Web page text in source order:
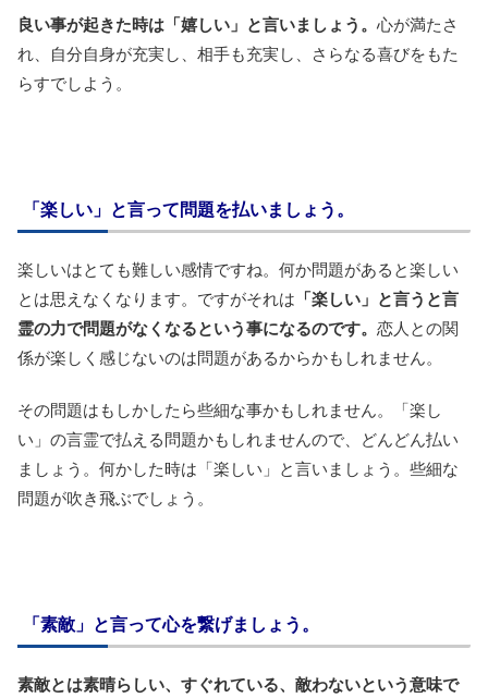
良い事が起きた時は「嬉しい」と言いましょう。 心が満たさ
れ、自分自身が充実し、相手も充実し、さらなる喜びをもた
らすでしよう。
「楽しい」と言って問題を払いましょう。
楽しいはとても難しい感情ですね。何か問題があると楽しい
とは思えなくなります。ですがそれは 「楽しい」と言うと言
霊の力で問題がなくなるという事になるのです。 恋人との関
係が楽しく感じないのは問題があるからかもしれません。
その問題はもしかしたら些細な事かもしれません。「楽し
い」の言霊で払える問題かもしれませんので、どんどん払い
ましょう。何かした時は「楽しい」と言いましょう。些細な
問題が吹き飛ぶでしょう。
「素敵」と言って心を繋げましょう。
素敵とは素晴らしい、すぐれている、敵わないという意味で